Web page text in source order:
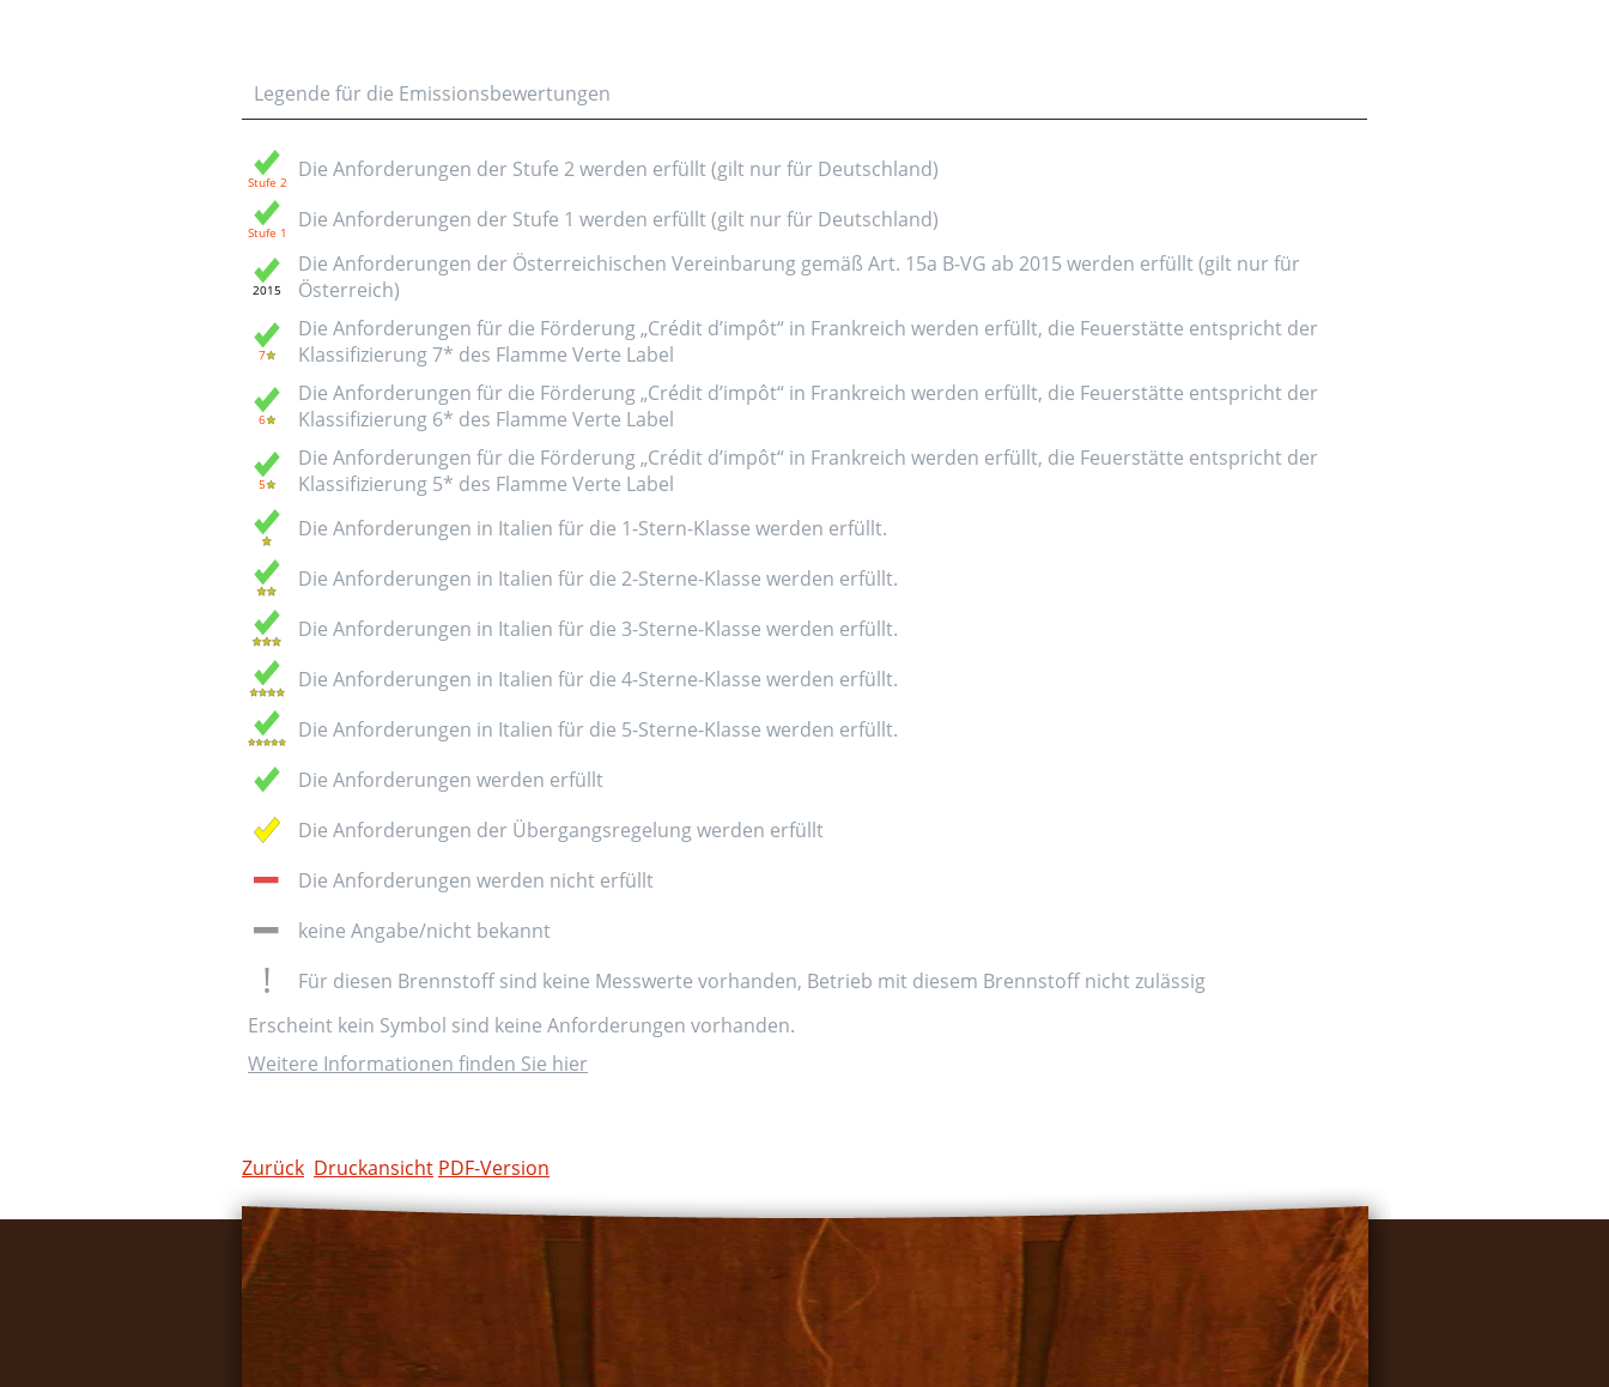
Legende für die Emissionsbewertungen
Die Anforderungen der Stufe 2 werden erfüllt (gilt nur für Deutschland)
Die Anforderungen der Stufe 1 werden erfüllt (gilt nur für Deutschland)
Die Anforderungen der Österreichischen Vereinbarung gemäß Art. 15a B-VG ab 2015 werden erfüllt (gilt nur für
Österreich)
Die Anforderungen für die Förderung „Crédit d’impôt“ in Frankreich werden erfüllt, die Feuerstätte entspricht der
Klassifizierung 7* des Flamme Verte Label
Die Anforderungen für die Förderung „Crédit d’impôt“ in Frankreich werden erfüllt, die Feuerstätte entspricht der
Klassifizierung 6* des Flamme Verte Label
Die Anforderungen für die Förderung „Crédit d’impôt“ in Frankreich werden erfüllt, die Feuerstätte entspricht der
Klassifizierung 5* des Flamme Verte Label
Die Anforderungen in Italien für die 1-Stern-Klasse werden erfüllt.
Die Anforderungen in Italien für die 2-Sterne-Klasse werden erfüllt.
Die Anforderungen in Italien für die 3-Sterne-Klasse werden erfüllt.
Die Anforderungen in Italien für die 4-Sterne-Klasse werden erfüllt.
Die Anforderungen in Italien für die 5-Sterne-Klasse werden erfüllt.
Die Anforderungen werden erfüllt
Die Anforderungen der Übergangsregelung werden erfüllt
Die Anforderungen werden nicht erfüllt
keine Angabe/nicht bekannt
Für diesen Brennstoff sind keine Messwerte vorhanden, Betrieb mit diesem Brennstoff nicht zulässig
Erscheint kein Symbol sind keine Anforderungen vorhanden.
Weitere Informationen finden Sie hier
Zurück Druckansicht PDF-Version